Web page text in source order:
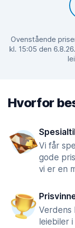
Ovenstående
kl. 15:05 den
Hvorfor
Vi får
gode
vi er en
Verdens
leiebiler